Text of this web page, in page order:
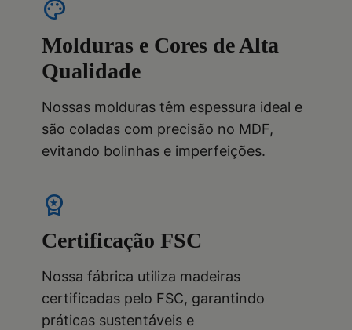
palette
Molduras e Cores de Alta
Qualidade
Nossas molduras têm espessura ideal e
são coladas com precisão no MDF,
evitando bolinhas e imperfeições.
workspace_premium
Certificação FSC
Nossa fábrica utiliza madeiras
certificadas pelo FSC, garantindo
práticas sustentáveis e